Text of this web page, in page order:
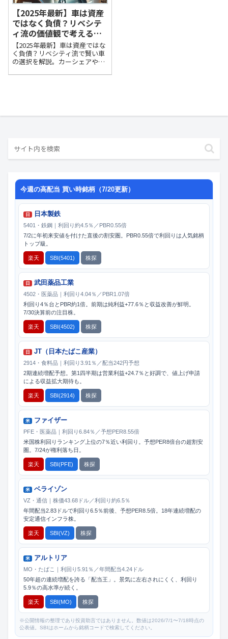
【2025年最新】車は資産
ではなく負債？リベシテ
ィ流の価値観で考える賢
い選択とカーシェア活用
術
【2025年最新】車は資産ではな
く負債？リベシティ流で賢い車
の選択を解説。カーシェアやレ
い生活のメリットとは？
今週の高配当 買い時銘柄（7/20更新）
日 日本製鉄
5401・鉄鋼｜利回り約4.5％／PBR0.55倍
7/2に年初来安値を付けた直後の割安圏。PBR0.55倍で利回りは人気銘柄
トップ級。
楽天 SBI(5401) 株探
日 武田薬品工業
4502・医薬品｜利回り4.04％／PBR1.07倍
利回り4％台とPBR約1倍。前期は純利益+77.6％と収益改善が鮮明。
7/30決算前の注目株。
楽天 SBI(4502) 株探
日 JT（日本たばこ産業）
2914・食料品｜利回り3.91％／配当242円予想
2期連続増配予想。第1四半期は営業利益+24.7％と好調で、値上げ申請
による収益拡大期待も。
楽天 SBI(2914) 株探
米 ファイザー
PFE・医薬品｜利回り6.84％／予想PER8.55倍
米国株利回りランキング上位の7％近い利回り。予想PER8倍台の超割安
圏。7/24が権利落ち日。
楽天 SBI(PFE) 株探
米 ベライゾン
VZ・通信｜株価43.68ドル／利回り約6.5％
年間配当2.83ドルで利回り6.5％前後、予想PER8.5倍。18年連続増配の
安定通信インフラ株。
楽天 SBI(VZ) 株探
米 アルトリア
MO・たばこ｜利回り5.91％／年間配当4.24ドル
50年超の連続増配を誇る「配当王」。景気に左右されにくく、利回り
5.9％の高水準が続く。
楽天 SBI(MO) 株探
※公開情報の整理であり投資助言ではありません。数値は2026/7/1〜7/18時点の
公表値。SBIはホームから銘柄コードで検索してください。